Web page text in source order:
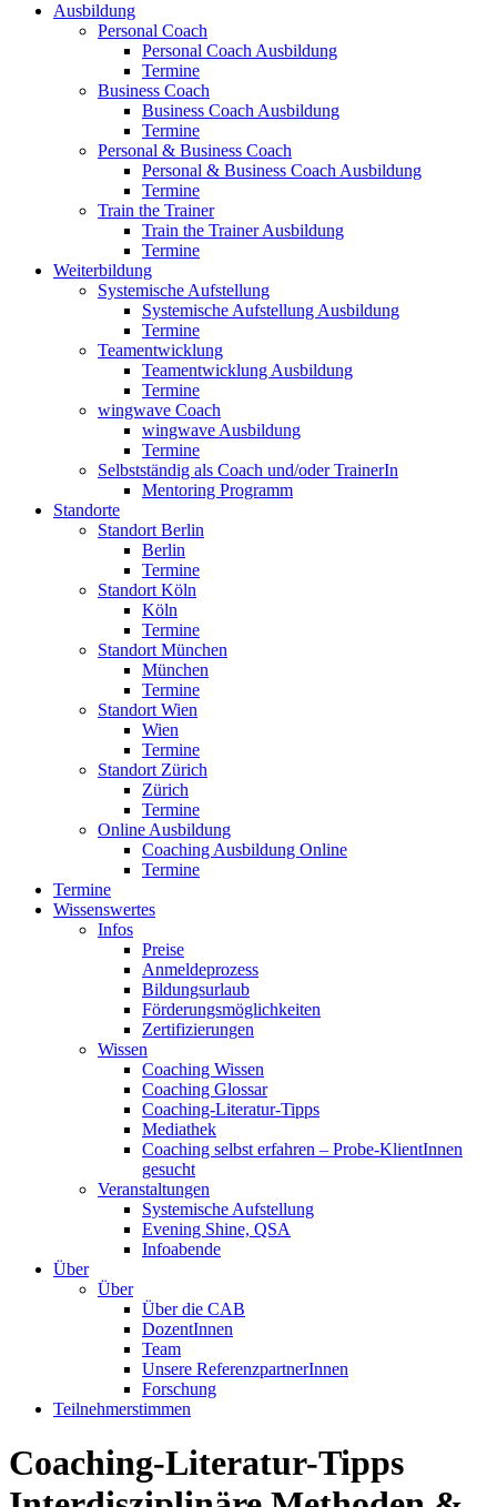
Ausbildung
Personal Coach
Personal Coach Ausbildung
Termine
Business Coach
Business Coach Ausbildung
Termine
Personal & Business Coach
Personal & Business Coach Ausbildung
Termine
Train the Trainer
Train the Trainer Ausbildung
Termine
Weiterbildung
Systemische Aufstellung
Systemische Aufstellung Ausbildung
Termine
Teamentwicklung
Teamentwicklung Ausbildung
Termine
wingwave Coach
wingwave Ausbildung
Termine
Selbstständig als Coach und/oder TrainerIn
Mentoring Programm
Standorte
Standort Berlin
Berlin
Termine
Standort Köln
Köln
Termine
Standort München
München
Termine
Standort Wien
Wien
Termine
Standort Zürich
Zürich
Termine
Online Ausbildung
Coaching Ausbildung Online
Termine
Termine
Wissenswertes
Infos
Preise
Anmeldeprozess
Bildungsurlaub
Förderungsmöglichkeiten
Zertifizierungen
Wissen
Coaching Wissen
Coaching Glossar
Coaching-Literatur-Tipps
Mediathek
Coaching selbst erfahren – Probe-KlientInnen
gesucht
Veranstaltungen
Systemische Aufstellung
Evening Shine, QSA
Infoabende
Über
Über
Über die CAB
DozentInnen
Team
Unsere ReferenzpartnerInnen
Forschung
Teilnehmerstimmen
Coaching-Literatur-Tipps